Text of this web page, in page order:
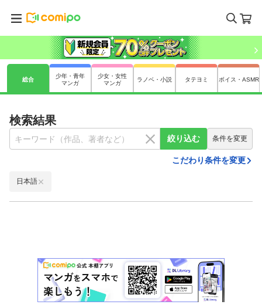
総合
少年・青年
マンガ
少女・女性
マンガ
ラノベ・小説 タテヨミ ボイス・ASMR
検索結果
絞り込む 条件を変更
こだわり条件を変更
日本語